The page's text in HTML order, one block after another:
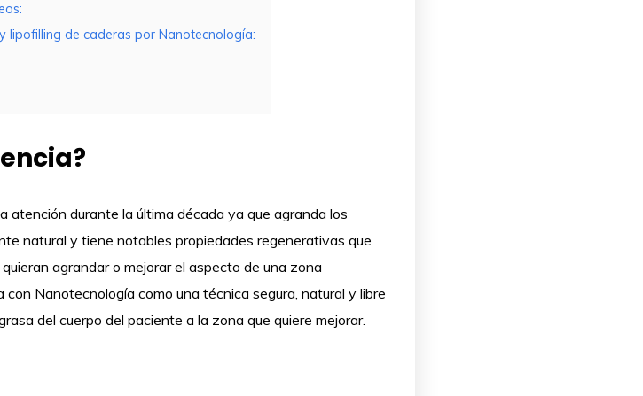
lipofilling de caderas por Nanotecnología:
atención durante la última década ya que agranda los
natural y tiene notables propiedades regenerativas que
agrandar o mejorar el aspecto de una zona
Nanotecnología como una técnica segura, natural y libre
del cuerpo del paciente a la zona que quiere mejorar.